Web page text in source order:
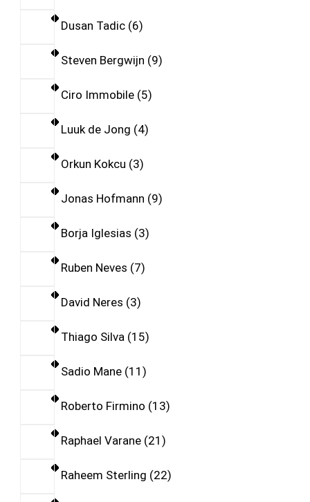
Dusan Tadic 6
Steven Bergwijn 9
Ciro Immobile 5
Luuk de Jong 4
Orkun Kokcu 3
Jonas Hofmann 9
Borja Iglesias 3
Ruben Neves 7
David Neres 3
Thiago Silva 15
Sadio Mane 11
Roberto Firmino 13
Raphael Varane 21
Raheem Sterling 22